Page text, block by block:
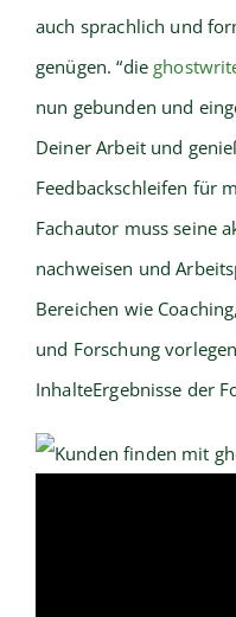
auch sprachlich und
genügen. “die
nun gebunden und
Deiner Arbeit und
Feedbackschleifen für
Fachautor muss seine
nachweisen und
Bereichen wie
und Forschung
InhalteErgebnisse der